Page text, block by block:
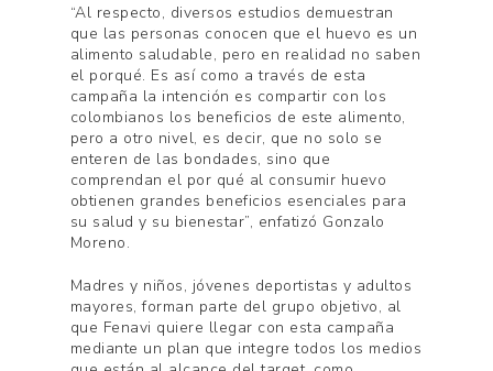
“Al respecto, diversos estudios demuestran
que las personas conocen que el huevo es un
alimento saludable, pero en realidad no saben
el porqué. Es así como a través de esta
campaña la intención es compartir con los
colombianos los beneficios de este alimento,
pero a otro nivel, es decir, que no solo se
enteren de las bondades, sino que
comprendan el por qué al consumir huevo
obtienen grandes beneficios esenciales para
su salud y su bienestar”, enfatizó Gonzalo
Moreno.
Madres y niños, jóvenes deportistas y adultos
mayores, forman parte del grupo objetivo, al
que Fenavi quiere llegar con esta campaña
mediante un plan que integre todos los medios